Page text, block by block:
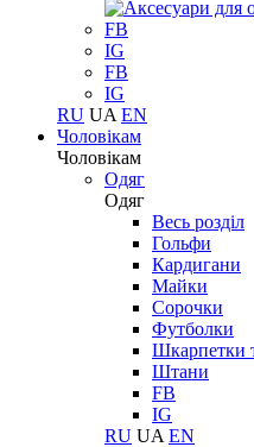
FB
IG
FB
IG
RU UA EN
Чоловікам
Чоловікам
Одяг
Одяг
Весь розділ
Гольфи
Кардигани
Майки
Сорочки
Футболки
Шкарпетки
Штани
FB
IG
RU UA EN